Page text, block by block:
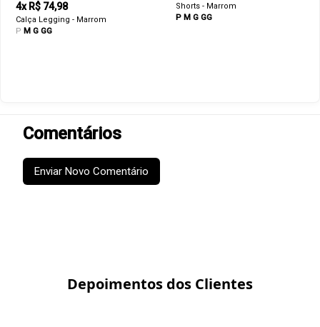
4x R$ 74,98
Calça Legging - Marrom
P M G GG
Shorts - Marrom
P M G GG
Comentários
Enviar Novo Comentário
Depoimentos dos Clientes